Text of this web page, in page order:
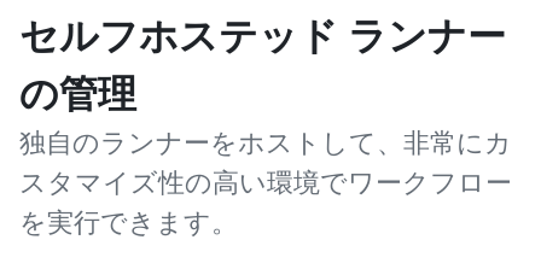
セルフホステッド ランナー
の管理
独自のランナーをホストして、非常にカ
スタマイズ性の高い環境でワークフロー
を実行できます。